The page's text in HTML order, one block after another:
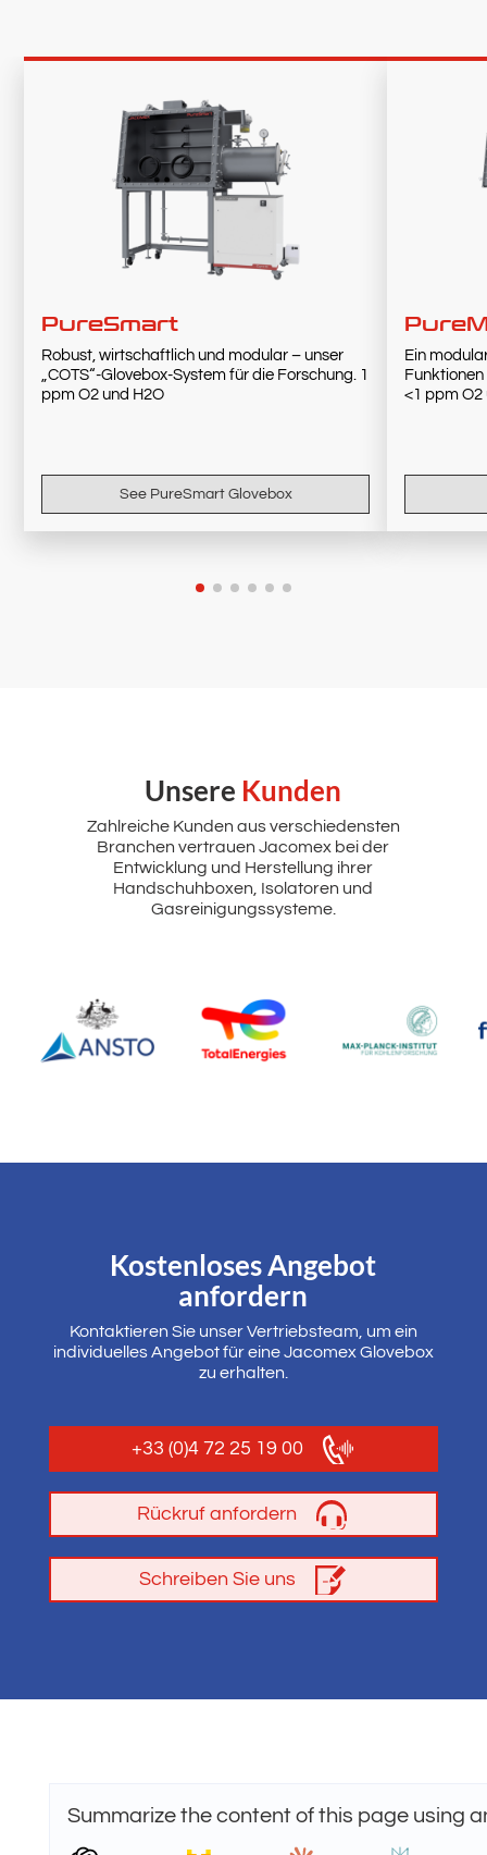
PureSmart
Robust, wirtschaftlich und modular – unser
„COTS“-Glovebox-System für die Forschung. 1
ppm O2 und H2O​
See PureSmart Glovebox
Ein
<1 ppm O2
Unsere Kunden
Zahlreiche Kunden aus verschiedensten
Branchen vertrauen Jacomex bei der
Entwicklung und Herstellung ihrer
Handschuhboxen, Isolatoren und
Gasreinigungssysteme.
Kostenloses Angebot
anfordern
Kontaktieren Sie unser Vertriebsteam, um ein
individuelles Angebot für eine Jacomex Glovebox
zu erhalten.
+33 (0)4 72 25 19 00
Rückruf anfordern
Schreiben Sie uns
Summarize the content of this page using